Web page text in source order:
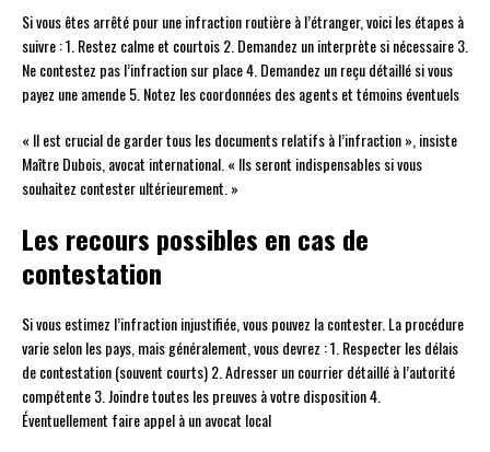
Si vous êtes arrêté pour une infraction routière à l’étranger, voici les étapes à
suivre : 1. Restez calme et courtois 2. Demandez un interprète si nécessaire 3.
Ne contestez pas l’infraction sur place 4. Demandez un reçu détaillé si vous
payez une amende 5. Notez les coordonnées des agents et témoins éventuels
« Il est crucial de garder tous les documents relatifs à l’infraction », insiste
Maître Dubois, avocat international. « Ils seront indispensables si vous
souhaitez contester ultérieurement. »
Les recours possibles en cas de
contestation
Si vous estimez l’infraction injustifiée, vous pouvez la contester. La procédure
varie selon les pays, mais généralement, vous devrez : 1. Respecter les délais
de contestation (souvent courts) 2. Adresser un courrier détaillé à l’autorité
compétente 3. Joindre toutes les preuves à votre disposition 4.
Éventuellement faire appel à un avocat local